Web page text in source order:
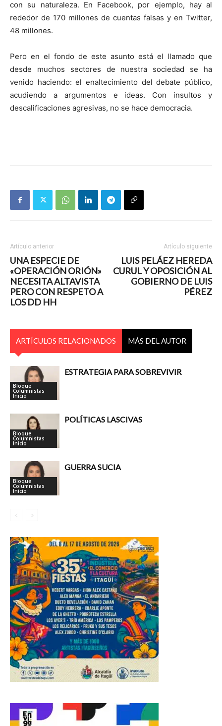
con su naturaleza. En Facebook, por ejemplo, hay al
rededor de 170 millones de cuentas falsas y en Twitter,
48 millones.
Pero en el fondo de este asunto está el llamado que
desde muchos sectores de nuestra sociedad se ha
venido haciendo: el enaltecimiento del debate público,
acudiendo a argumentos e ideas. Con insultos y
descalificaciones agresivas, no se hace democracia.
Artículo anterior
UNA ESPECIE DE
«OPERACIÓN ORIÓN»
NECESITA ALTAVISTA
PERO CON RESPETO A
LOS DD HH
Artículo siguiente
LUIS PELÁEZ HEREDA
CURUL Y OPOSICIÓN AL
GOBIERNO DE LUIS
PÉREZ
ARTÍCULOS RELACIONADOS MÁS DEL AUTOR
Bloque
Columnistas
Inicio
ESTRATEGIA PARA SOBREVIVIR
Bloque
Columnistas
Inicio
POLÍTICAS LASCIVAS
Bloque
Columnistas
Inicio
GUERRA SUCIA